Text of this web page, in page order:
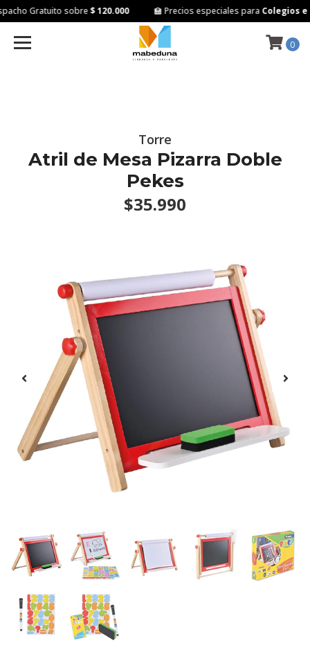
Gratuito sobre$ 120.000 🏫 Precios especiales paraColegios e
0
Torre
Atril de Mesa Pizarra Doble
Pekes
$35.990